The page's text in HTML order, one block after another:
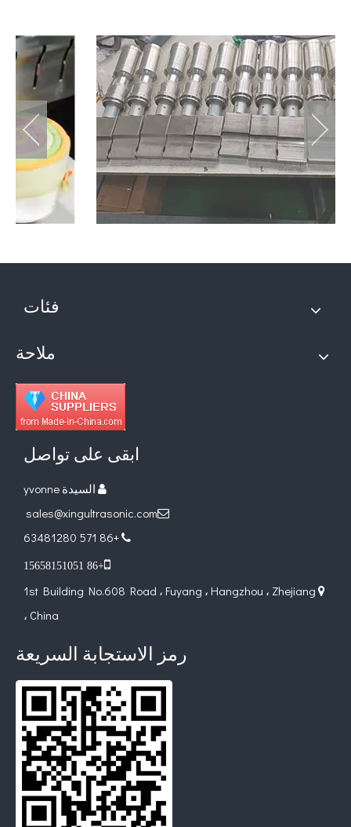
فئات
ملاحة
ابقى على تواصل
 السيدة yvonne

sales@xingultrasonic.com

+86 571 63481280

+86 15658151051
 1st Building No.608 Road ، Fuyang ، Hangzhou ، Zhejiang
، China
رمز الاستجابة السريعة